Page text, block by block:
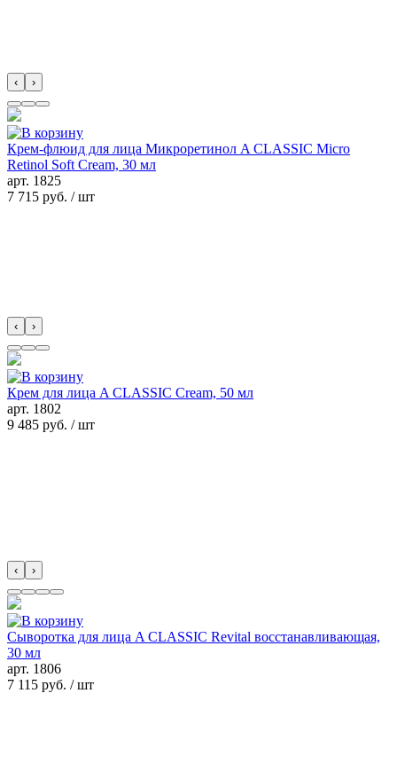
‹ ›
Крем-флюид для лица Микроретинол A CLASSIC Micro
Retinol Soft Cream, 30 мл
арт. 1825
7 715 руб. / шт
‹ ›
Крем для лица A CLASSIC Cream, 50 мл
арт. 1802
9 485 руб. / шт
‹ ›
Сыворотка для лица A CLASSIC Revital восстанавливающая,
30 мл
арт. 1806
7 115 руб. / шт